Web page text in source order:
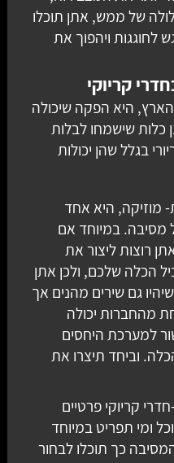
של ממש, אתן תוכלו
לחוגגות ויהפוך את
קריוקי
היא הפקה שיכולה
כלות שישמחו לבלות
בגלל שהן יכולות
מוזיקה, היא אחד
מסיבה. במיוחד אם
רוצות ליצור את
הכלה שלכם, ולכן אתן
גם שירים מהנים אך
מהחברות יכולה
למערכת היחסים
וביחד תיצרו את
קריוקי פרטיים
ומי תפריט במיוחד
כך תוכלו לבחור